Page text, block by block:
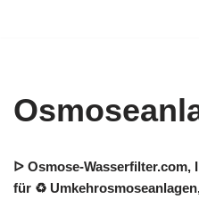
ᐅ Osmose-Wasserfilter.com,
für ♻